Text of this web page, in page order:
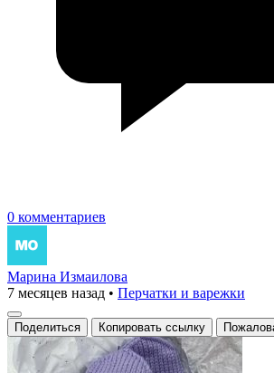
0 комментариев
Марина Измаилова
7 месяцев назад • Перчатки и варежки
Поделиться Копировать ссылку